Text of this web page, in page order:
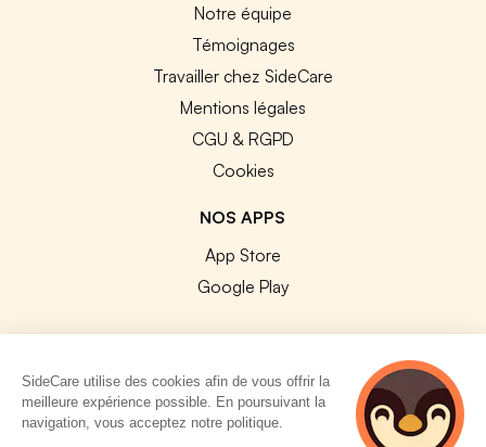
Notre équipe
Témoignages
Travailler chez SideCare
Mentions légales
CGU & RGPD
Cookies
NOS APPS
App Store
Google Play
© 2026 SideCare. Tous droits réservés.
SideCare utilise des cookies afin de vous offrir la
meilleure expérience possible. En poursuivant la
navigation, vous acceptez notre politique.